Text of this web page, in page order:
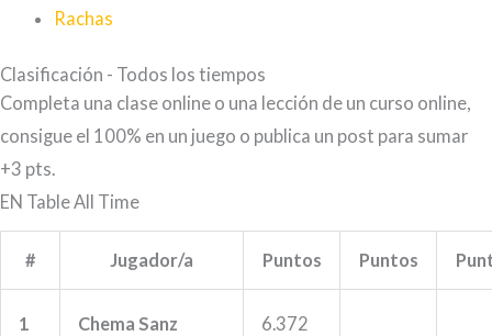
Rachas
Clasificación - Todos los tiempos
Completa una clase online o una lección de un curso online,
consigue el 100% en un juego o publica un post para sumar
+3 pts.
EN Table All Time
# Jugador/a Puntos Puntos
1 Chema Sanz 6.372